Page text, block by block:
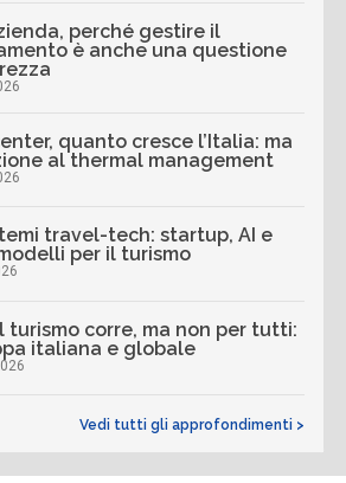
perché gestire il
è anche una questione
quanto cresce l’Italia: ma
al thermal management
travel-tech: startup, AI e
per il turismo
turismo corre, ma non per tutti:
italiana e globale
Vedi tutti gli approfondimenti >